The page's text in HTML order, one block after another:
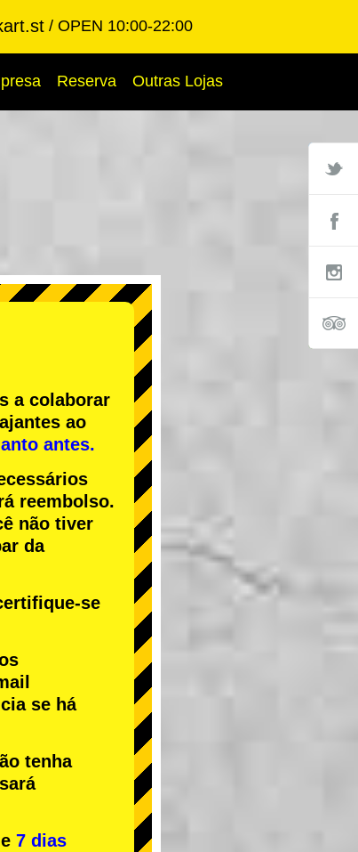
OPEN 10:00-22:00
Reserva Outras Lojas
a colaborar
ao
antes.
reembolso.
não tiver
da
se
se há
tenha
7 dias